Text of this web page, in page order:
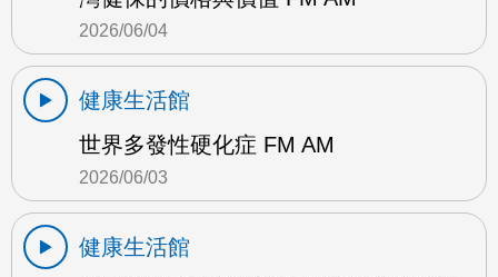
2026/06/04
健康生活館
世界多發性硬化症 FM AM
2026/06/03
健康生活館